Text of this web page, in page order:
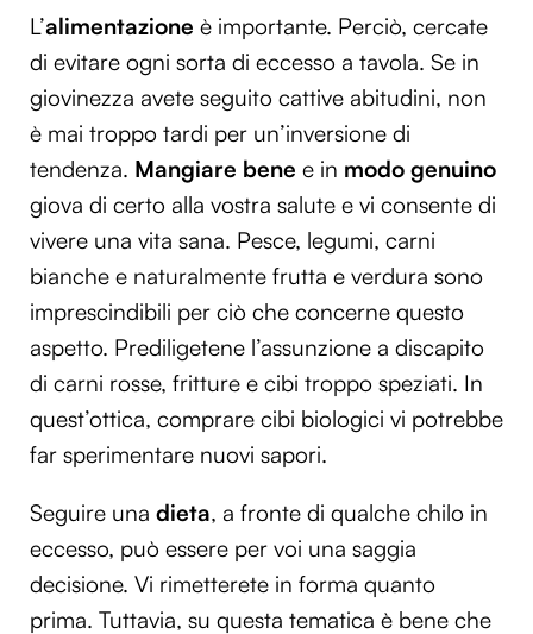
L’alimentazione è importante. Perciò, cercate
di evitare ogni sorta di eccesso a tavola. Se in
giovinezza avete seguito cattive abitudini, non
è mai troppo tardi per un’inversione di
tendenza. Mangiare bene e in modo genuino
giova di certo alla vostra salute e vi consente di
vivere una vita sana. Pesce, legumi, carni
bianche e naturalmente frutta e verdura sono
imprescindibili per ciò che concerne questo
aspetto. Prediligetene l’assunzione a discapito
di carni rosse, fritture e cibi troppo speziati. In
quest’ottica, comprare cibi biologici vi potrebbe
far sperimentare nuovi sapori.
Seguire una dieta, a fronte di qualche chilo in
eccesso, può essere per voi una saggia
decisione. Vi rimetterete in forma quanto
prima. Tuttavia, su questa tematica è bene che